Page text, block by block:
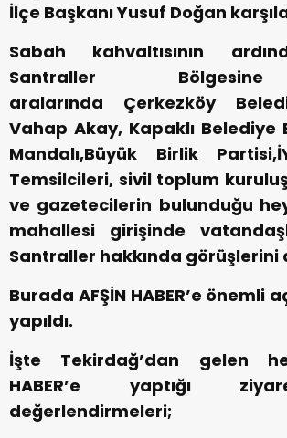
İlçe Başkanı Yusuf Doğan
Sabah kahvaltısının
Santraller
aralarında Çerkezköy
Vahap Akay, Kapaklı Belediye
Mandalı,Büyük Birlik
Temsilcileri, sivil toplum
ve gazetecilerin bulunduğu
mahallesi girişinde
Santraller hakkında görüşlerini
Burada AFŞİN HABER’e önemli
yapıldı.
İşte Tekirdağ’dan gelen
HABER’e yaptığı
değerlendirmeleri;